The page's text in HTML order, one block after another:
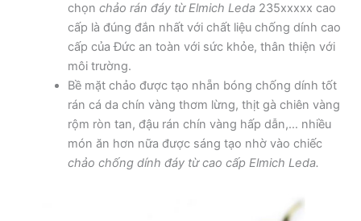
chọn chảo rán đáy từ Elmich Leda235xxxxx cao
cấp là đúng đắn nhất với chất liệu chống dính cao
cấp của Đức an toàn với sức khỏe, thân thiện với
môi trường.
Bề mặt chảo được tạo nhẵn bóng chống dính tốt
rán cá da chín vàng thơm lừng, thịt gà chiên vàng
rộm ròn tan, đậu rán chín vàng hấp dẫn,… nhiều
món ăn hơn nữa được sáng tạo nhờ vào chiếc
chảo chống dính đáy từ cao cấp Elmich Leda.